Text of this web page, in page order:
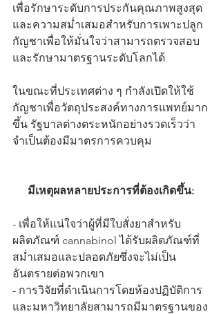
เพื่อรักษาระดับการประกันคุณภาพสูงสุด
และความสม่ำเสมอสำหรับการเพาะปลูก
กัญชาเพื่อให้มั่นใจว่าสามารถตรวจสอบ
และรักษามาตรฐานระดับโลกได้
ในขณะที่ประเทศต่าง ๆ กำลังเปิดให้ใช้
กัญชาเพื่อวัตถุประสงค์ทางการแพทย์มาก
ขึ้น รัฐบาลต่างตระหนักอย่างรวดเร็วว่า
จำเป็นต้องมีมาตรการควบคุม
มีเหตุผลหลายประการที่ต้องเกิดขึ้น:
- เพื่อให้แน่ใจว่าผู้ที่มีใบสั่งยาสำหรับ
ผลิตภัณฑ์ cannabinol ได้รับผลิตภัณฑ์ที่
สม่ำเสมอและปลอดภัยซึ่งจะไม่เป็น
อันตรายต่อพวกเขา
- การวิจัยที่ดำเนินการโดยห้องปฏิบัติการ
และมหาวิทยาลัยสามารถมีมาตรฐานของ